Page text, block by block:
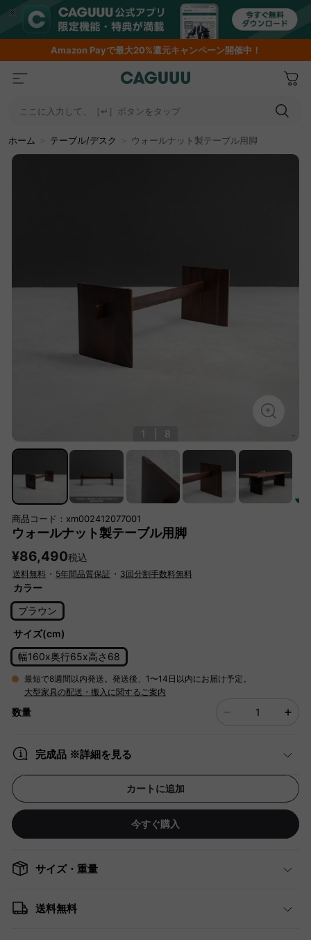
期間限定フラッシュセール！最大50％OFF
ここに入力して、［↵］ボタンをタップ
ホーム テーブル/デスク ウォールナット製テーブル用脚
1 8
商品コード：xm002412077001
ウォールナット製テーブル用脚
¥86,490税込
送料無料 ・ 5年間品質保証 ・ 3回分割手数料無料
カラー
ブラウン
サイズ(cm)
幅160x奥行65x高さ68
最短で8週間以内発送。発送後、1〜14日以内にお届け予定。
大型家具の配送・搬入に関するご案内
数量
完成品 ※詳細を見る
カートに追加
今すぐ購入
サイズ・重量
送料無料